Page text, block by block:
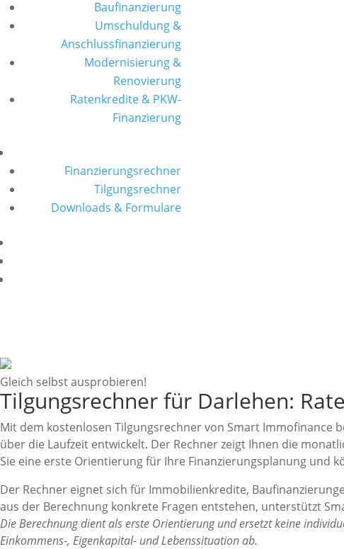
Baufinanzierung
Umschuldung &
Anschlussfinanzierung
Modernisierung &
Renovierung
Ratenkredite & PKW-
Finanzierung
Finanzierungsrechner
Tilgungsrechner
Downloads & Formulare
Gleich selbst ausprobieren!
Tilgungsrechner für Darlehen:
Mit dem kostenlosen Tilgungsrechner von Smart Immofinance
über die Laufzeit entwickelt. Der Rechner zeigt Ihnen die
Sie eine erste Orientierung für Ihre Finanzierungsplanung und
Der Rechner eignet sich für Immobilienkredite,
aus der Berechnung konkrete Fragen entstehen, unterstützt
Die Berechnung dient als erste Orientierung und ersetzt keine
Einkommens-, Eigenkapital- und Lebenssituation ab.